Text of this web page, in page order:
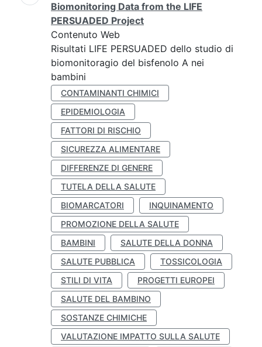
Biomonitoring Data from the LIFE
PERSUADED Project
Contenuto Web
Risultati LIFE PERSUADED dello studio di
biomonitoragio del bisfenolo A nei
bambini
CONTAMINANTI CHIMICI
EPIDEMIOLOGIA
FATTORI DI RISCHIO
SICUREZZA ALIMENTARE
DIFFERENZE DI GENERE
TUTELA DELLA SALUTE
BIOMARCATORI
INQUINAMENTO
PROMOZIONE DELLA SALUTE
BAMBINI
SALUTE DELLA DONNA
SALUTE PUBBLICA
TOSSICOLOGIA
STILI DI VITA
PROGETTI EUROPEI
SALUTE DEL BAMBINO
SOSTANZE CHIMICHE
VALUTAZIONE IMPATTO SULLA SALUTE